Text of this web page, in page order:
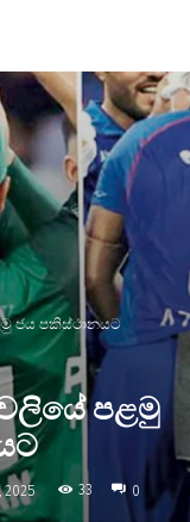
ජය පකිස්ථානයට
පළමු
2025 33 0